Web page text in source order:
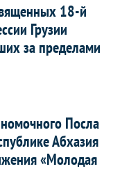
18-й
Грузии
за пределами
Посла
Абхазия
«Молодая